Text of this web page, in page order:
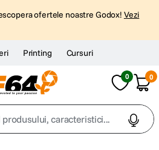
ofertele noastre Godox! Vezi
Printing Cursuri
0 0
caracteristici...